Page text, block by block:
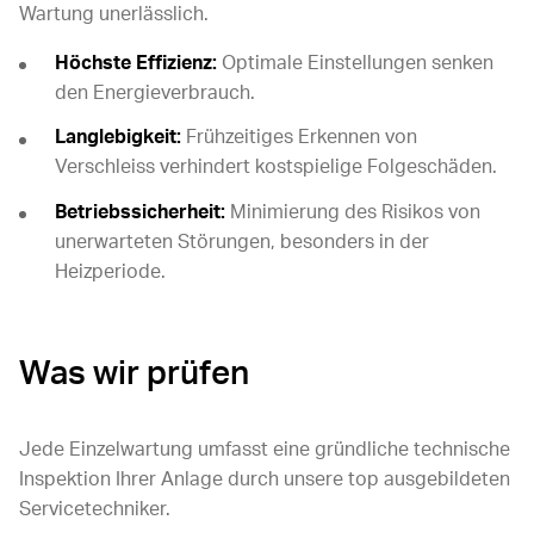
Wartung unerlässlich.
Höchste Effizienz: Optimale Einstellungen senken
den Energieverbrauch.
Langlebigkeit: Frühzeitiges Erkennen von
Verschleiss verhindert kostspielige Folgeschäden.
Betriebssicherheit: Minimierung des Risikos von
unerwarteten Störungen, besonders in der
Heizperiode.
Was wir prüfen
Jede Einzelwartung umfasst eine gründliche technische
Inspektion Ihrer Anlage durch unsere top ausgebildeten
Servicetechniker.